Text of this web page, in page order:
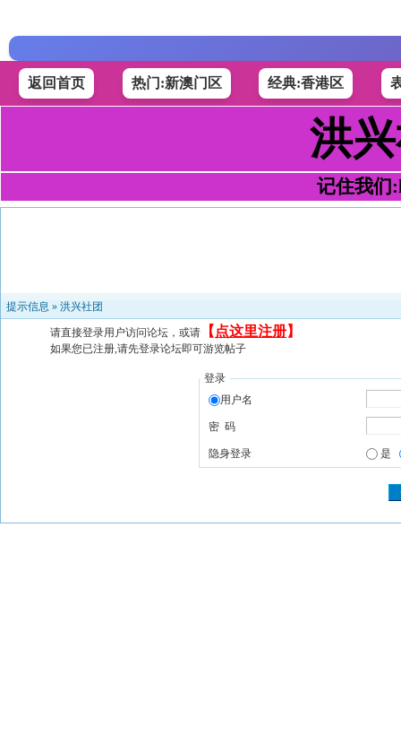
返回首页 热门:新澳门区 经典:香港区
洪
记住我们
提示信息 » 洪兴社团
请直接登录用户访问论坛，或请 【 点这里注册】
如果您已注册,请先登录论坛即可游览帖子
登录
用户名
密 码
隐身登录 是